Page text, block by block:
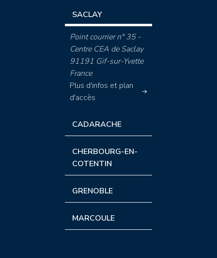
SACLAY
Point courrier n° 35 -
Centre CEA de Saclay
91191 Gif-sur-Yvette
France
Plus d'infos et plan
d'accès
CADARACHE
CHERBOURG-EN-
COTENTIN
GRENOBLE
MARCOULE